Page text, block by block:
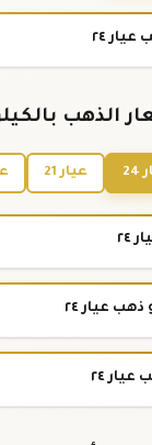
٢٤
الذهب
عيار 21
٢٤
عيار ٢٤
٢٤